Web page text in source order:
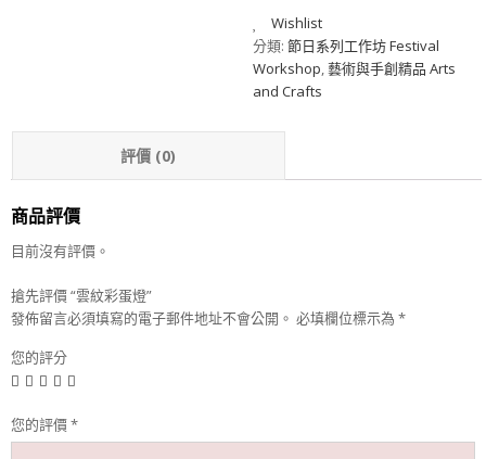
Wishlist
分類: 節日系列工作坊 Festival
Workshop,藝術與手創精品 Arts
and Crafts
評價 (0)
商品評價
目前沒有評價。
搶先評價 “雲紋彩蛋燈”
發佈留言必須填寫的電子郵件地址不會公開。 必填欄位標示為 *
您的評分
您的評價*